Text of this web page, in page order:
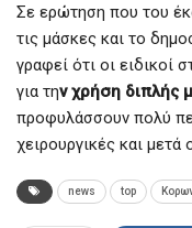
Σε ερώτηση που του
τις μάσκες και το
γραφεί ότι οι ειδικοί
για την χρήση διπλής
προφυλάσσουν πολύ
χειρουργικές και μετά
news top